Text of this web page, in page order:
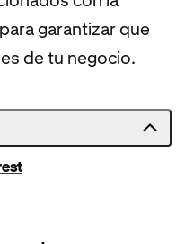
garantizar que
de tu negocio.